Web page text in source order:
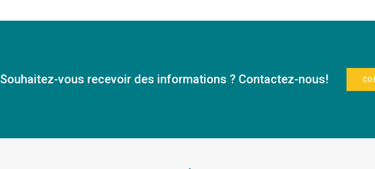
Souhaitez-vous recevoir des informations ? Contactez-nous!